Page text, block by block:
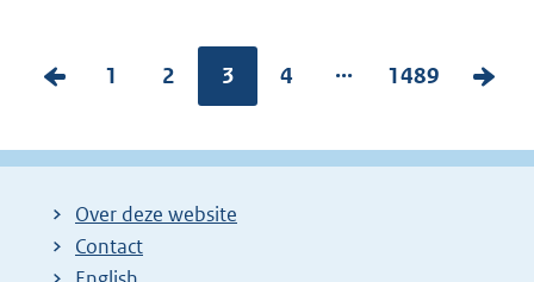
V
r
g
e
P
g
n
a
1
P
g
n
2 Pagina:
3
P
g
4 ...
P
g
1489
V
l
Over deze website
Contact